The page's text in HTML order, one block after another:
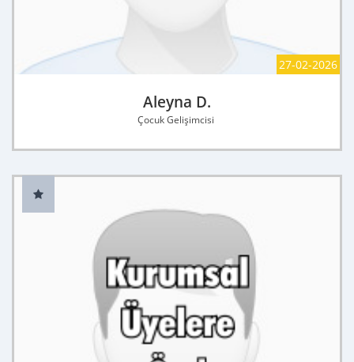
27-02-2026
Aleyna D.
Çocuk Gelişimcisi